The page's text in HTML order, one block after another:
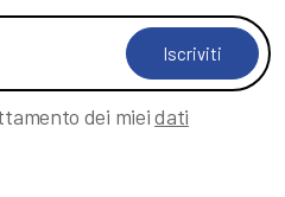
Iscriviti
dei mieidati